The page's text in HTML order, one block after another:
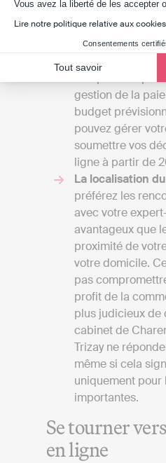
Vous avez la liberté de les accepter
Lire notre politique relative aux cookies
Consentements
Tout savoir
entre 1000 et
petite mission
indépendant et
d'euros si votre
gestion de la
budget
pouvez gérer
soumettre vos
ligne à partir de
La localisation
préférez les
avec votre
avantageux que
proximité de
votre domicile.
pas
profit de la
plus judicieux de
cabinet de
Trizay ne
même si cela
uniquement pour
importantes.
Se tourner
en ligne